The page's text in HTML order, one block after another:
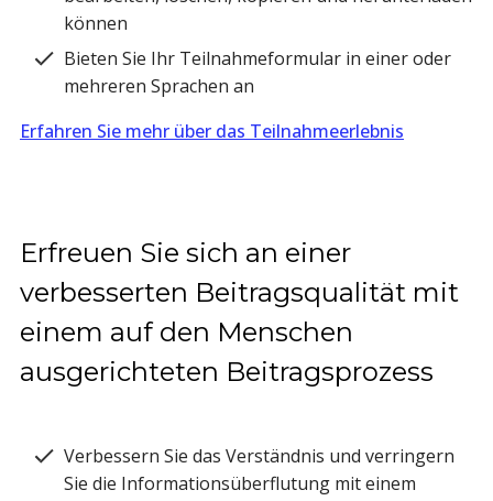
können
Bieten Sie Ihr Teilnahmeformular in einer oder
mehreren Sprachen an
Erfahren Sie mehr über das Teilnahmeerlebnis
Erfreuen Sie sich an einer
verbesserten Beitragsqualität mit
einem auf den Menschen
ausgerichteten Beitragsprozess
Verbessern Sie das Verständnis und verringern
Sie die Informationsüberflutung mit einem